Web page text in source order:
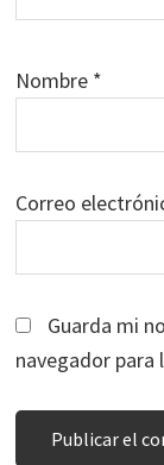
Nombre *
Correo
Guarda mi
navegador para